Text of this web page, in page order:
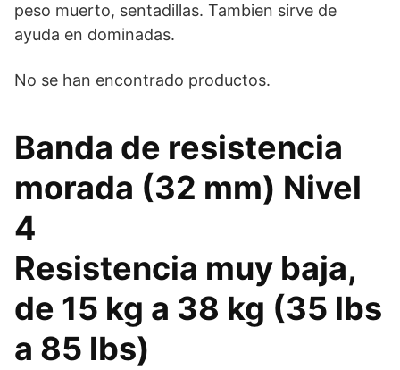
peso muerto, sentadillas. Tambien sirve de
ayuda en dominadas.
No se han encontrado productos.
Banda de resistencia
morada (32 mm) Nivel
4
Resistencia muy baja,
de 15 kg a 38 kg (35 lbs
a 85 lbs)